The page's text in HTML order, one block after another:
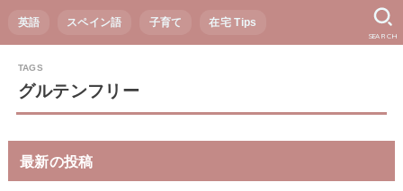
英語 スペイン語 子育て 在宅 Tips
SEARCH
グルテンフリー
最新の投稿